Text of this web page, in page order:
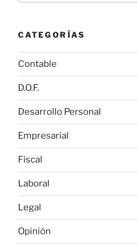
CATEGORÍAS
Contable
D.O.F.
Desarrollo Personal
Empresarial
Fiscal
Laboral
Legal
Opinión